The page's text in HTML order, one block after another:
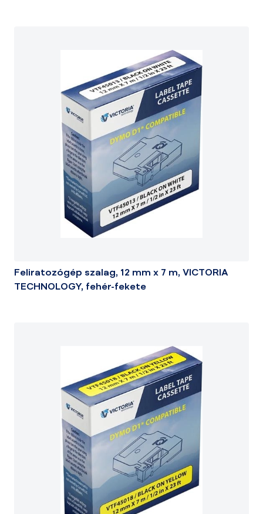
Feliratozógép szalag, 12 mm x 7 m, VICTORIA
TECHNOLOGY, fehér-fekete